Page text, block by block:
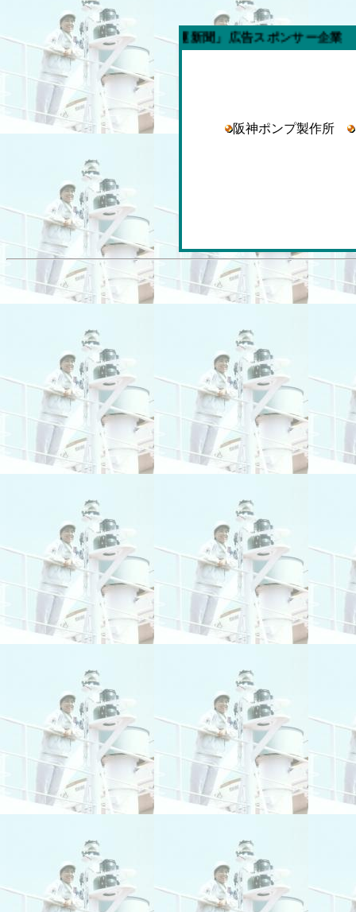
「内航海運新聞」広告スポンサー企業
阪神ポンプ製作所